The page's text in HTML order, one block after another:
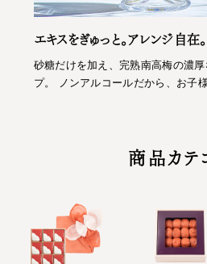
エキスをぎゅっと。アレンジ自在。
砂糖だけを加え、完熟南高梅の濃
プ。 ノンアルコールだから、お子
商品カテ